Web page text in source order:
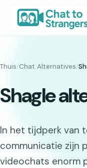
Thuis/Chat Alternatives/
Shagle
In het tijdperk van
communicatie zijn
videochats enorm